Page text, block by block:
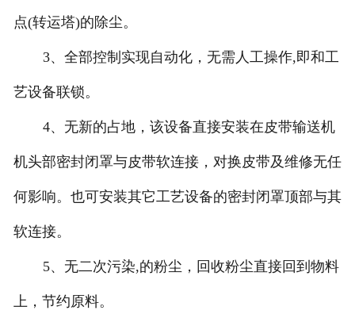
点(转运塔)的除尘。
3、全部控制实现自动化，无需人工操作,即和工
艺设备联锁。
4、无新的占地，该设备直接安装在皮带输送机
机头部密封闭罩与皮带软连接，对换皮带及维修无任
何影响。也可安装其它工艺设备的密封闭罩顶部与其
软连接。
5、无二次污染,的粉尘，回收粉尘直接回到物料
上，节约原料。